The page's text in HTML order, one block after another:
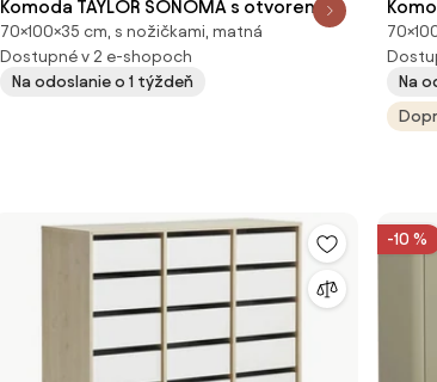
Komoda TAYLOR SONOMA s otvorenými
policami, 100x70cm
70×100×35 cm, s nožičkami, matná
Dostupné v 2 e-shopoch
Na odoslanie o 1 týždeň
Na
-10 %